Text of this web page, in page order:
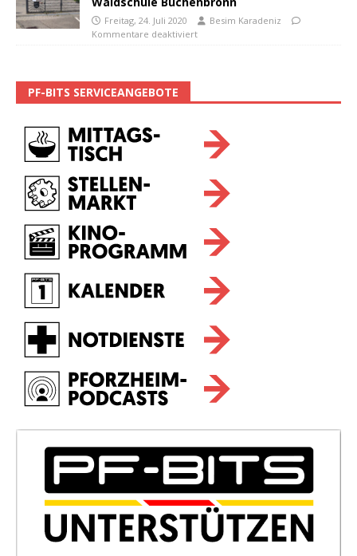
Freitag, 24. Juli 2020
Besim Karadeniz
Kommentare deaktiviert
PF-BITS SERVICEANGEBOTE